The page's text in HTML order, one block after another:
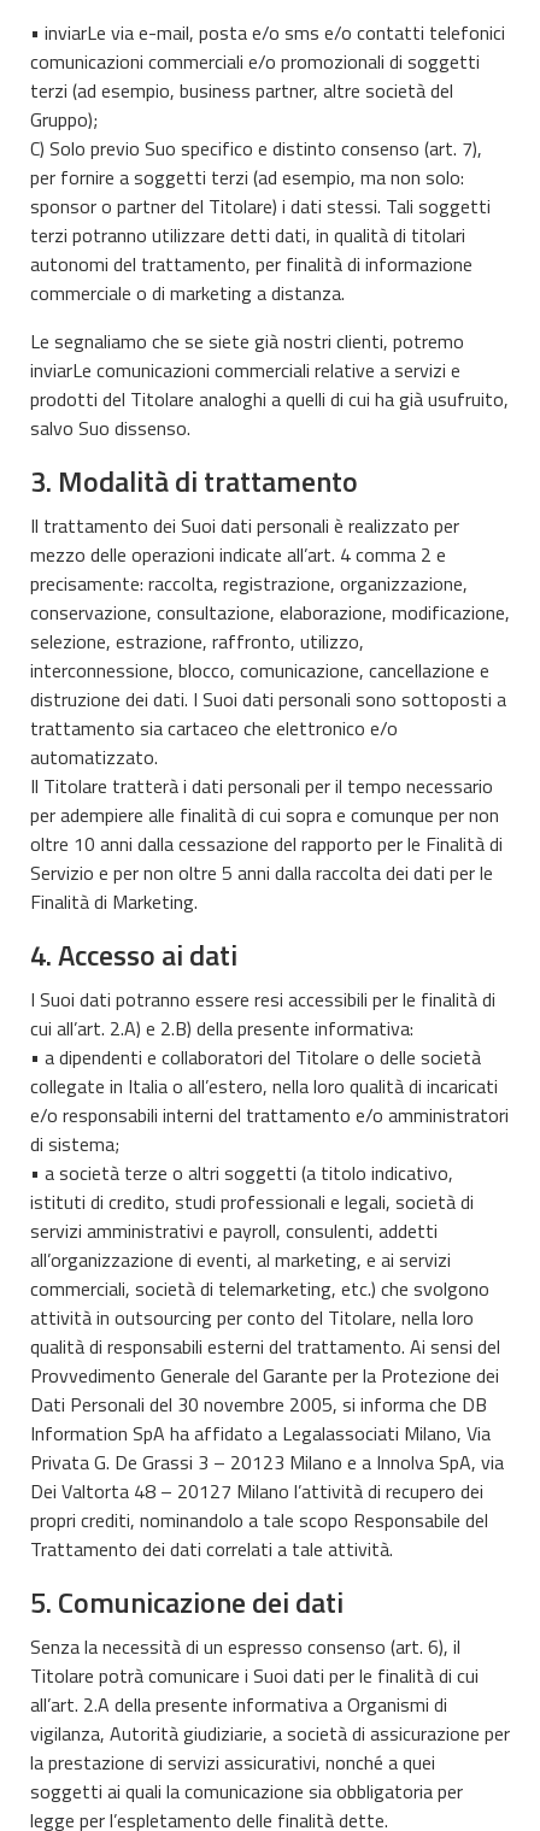
• inviarLe via e-mail, posta e/o sms e/o contatti telefonici
comunicazioni commerciali e/o promozionali di soggetti
terzi (ad esempio, business partner, altre società del
Gruppo);
C) Solo previo Suo specifico e distinto consenso (art. 7),
per fornire a soggetti terzi (ad esempio, ma non solo:
sponsor o partner del Titolare) i dati stessi. Tali soggetti
terzi potranno utilizzare detti dati, in qualità di titolari
autonomi del trattamento, per finalità di informazione
commerciale o di marketing a distanza.
Le segnaliamo che se siete già nostri clienti, potremo
inviarLe comunicazioni commerciali relative a servizi e
prodotti del Titolare analoghi a quelli di cui ha già usufruito,
salvo Suo dissenso.
3. Modalità di trattamento
Il trattamento dei Suoi dati personali è realizzato per
mezzo delle operazioni indicate all’art. 4 comma 2 e
precisamente: raccolta, registrazione, organizzazione,
conservazione, consultazione, elaborazione, modificazione,
selezione, estrazione, raffronto, utilizzo,
interconnessione, blocco, comunicazione, cancellazione e
distruzione dei dati. I Suoi dati personali sono sottoposti a
trattamento sia cartaceo che elettronico e/o
automatizzato.
Il Titolare tratterà i dati personali per il tempo necessario
per adempiere alle finalità di cui sopra e comunque per non
oltre 10 anni dalla cessazione del rapporto per le Finalità di
Servizio e per non oltre 5 anni dalla raccolta dei dati per le
Finalità di Marketing.
4. Accesso ai dati
I Suoi dati potranno essere resi accessibili per le finalità di
cui all’art. 2.A) e 2.B) della presente informativa:
• a dipendenti e collaboratori del Titolare o delle società
collegate in Italia o all’estero, nella loro qualità di incaricati
e/o responsabili interni del trattamento e/o amministratori
di sistema;
• a società terze o altri soggetti (a titolo indicativo,
istituti di credito, studi professionali e legali, società di
servizi amministrativi e payroll, consulenti, addetti
all’organizzazione di eventi, al marketing, e ai servizi
commerciali, società di telemarketing, etc.) che svolgono
attività in outsourcing per conto del Titolare, nella loro
qualità di responsabili esterni del trattamento. Ai sensi del
Provvedimento Generale del Garante per la Protezione dei
Dati Personali del 30 novembre 2005, si informa che DB
Information SpA ha affidato a Legalassociati Milano, Via
Privata G. De Grassi 3 – 20123 Milano e a Innolva SpA, via
Dei Valtorta 48 – 20127 Milano l’attività di recupero dei
propri crediti, nominandolo a tale scopo Responsabile del
Trattamento dei dati correlati a tale attività.
5. Comunicazione dei dati
Senza la necessità di un espresso consenso (art. 6), il
Titolare potrà comunicare i Suoi dati per le finalità di cui
all’art. 2.A della presente informativa a Organismi di
vigilanza, Autorità giudiziarie, a società di assicurazione per
la prestazione di servizi assicurativi, nonché a quei
soggetti ai quali la comunicazione sia obbligatoria per
legge per l’espletamento delle finalità dette.